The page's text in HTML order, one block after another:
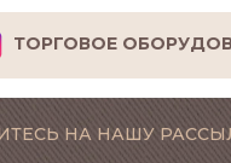
ТОРГОВОЕ
НА НАШУ